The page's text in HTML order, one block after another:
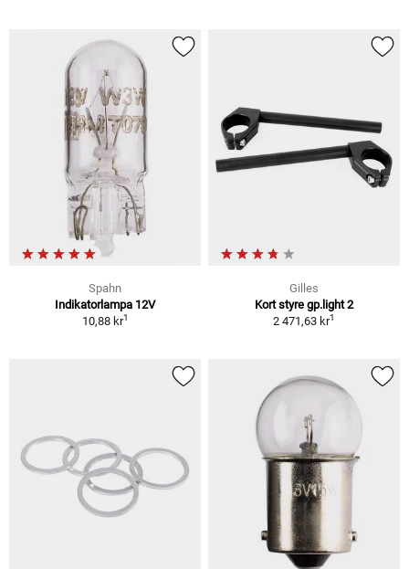
Spahn
Indikatorlampa 12V
10,88 kr1
Gilles
Kort styre gp.light 2
2 471,63 kr1